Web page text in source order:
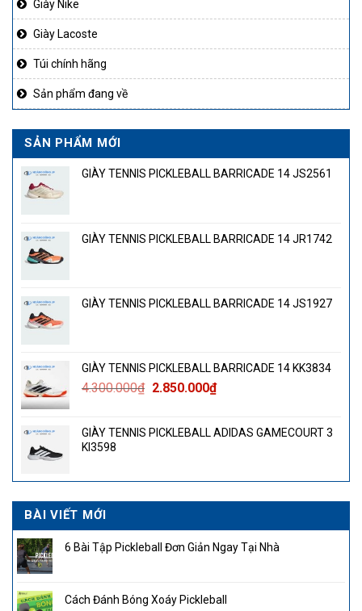
Giày Nike
Giày Lacoste
Túi chính hãng
Sản phẩm đang về
SẢN PHẨM MỚI
GIÀY TENNIS PICKLEBALL BARRICADE 14 JS2561
GIÀY TENNIS PICKLEBALL BARRICADE 14 JR1742
GIÀY TENNIS PICKLEBALL BARRICADE 14 JS1927
GIÀY TENNIS PICKLEBALL BARRICADE 14 KK3834
4.300.000₫ Giá
4.300.000₫.
2.850.000₫Giá
là:
GIÀY TENNIS PICKLEBALL ADIDAS GAMECOURT 3
KI3598
BÀI VIẾT MỚI
6 Bài Tập Pickleball Đơn Giản Ngay Tại Nhà
Cách Đánh Bóng Xoáy Pickleball